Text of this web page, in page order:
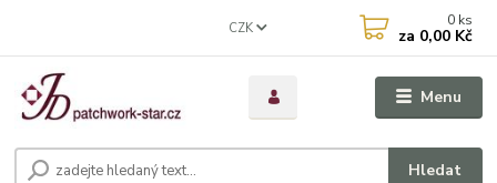
Menu
CZK
Hledat
0 ks
za 0,00 Kč